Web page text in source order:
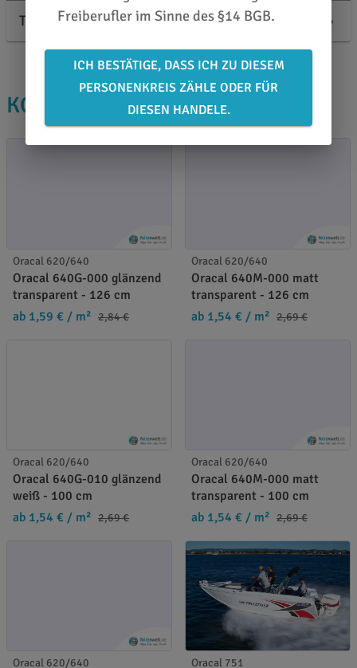
Technische Informationen
KOLLEGEN KAUFTEN AUCH
Oracal 620/640
Oracal 640G-000 glänzend
transparent - 126 cm
ab 1,59 € / m² 2,84 €
Oracal 620/640
Oracal 640M-000 matt
transparent - 126 cm
ab 1,54 € / m² 2,69 €
Oracal 620/640
Oracal 640G-010 glänzend
weiß - 100 cm
ab 1,54 € / m² 2,69 €
Oracal 620/640
Oracal 640M-000 matt
transparent - 100 cm
ab 1,54 € / m² 2,69 €
Oracal 620/640 Oracal 751
Freiberufler im Sinne des §14 BGB.
ICH BESTÄTIGE, DASS ICH ZU DIESEM
PERSONENKREIS ZÄHLE ODER FÜR
DIESEN HANDELE.